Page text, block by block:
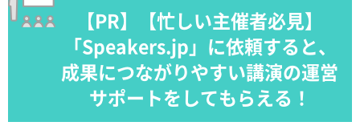
【PR】【忙しい主催者必見】
「Speakers.jp」に依頼すると、
成果につながりやすい講演の運営
サポートをしてもらえる！